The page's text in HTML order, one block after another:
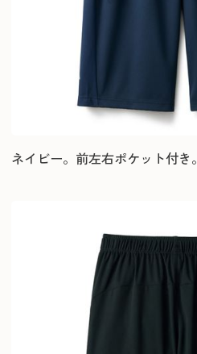
ネイビー。前左右ポケット付き。